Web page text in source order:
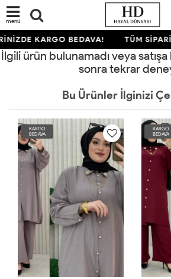
menü
KARGO BEDAVA! TÜM
İlgili ürün bulunamadı veya
sonra tekrar
Bu Ürünler İlginizi
KARGO
BEDAVA
KARGO
BEDAVA